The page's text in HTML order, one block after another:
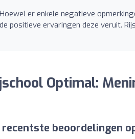
Hoewel er enkele negatieve
de positieve ervaringen deze veruit.
Optimal:
recentste beoordelingen